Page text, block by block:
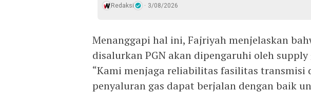
Redaksi 3/08/2026
Menanggapi hal ini, Fajriyah menjelaskan
disalurkan PGN akan dipengaruhi oleh
“Kami menjaga reliabilitas fasilitas transmisi
penyaluran gas dapat berjalan dengan baik